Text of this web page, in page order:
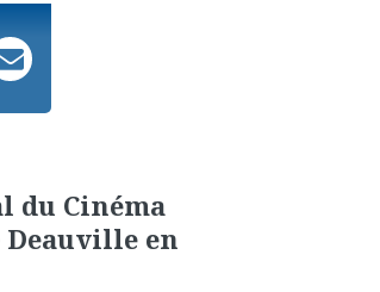
du Cinéma
en